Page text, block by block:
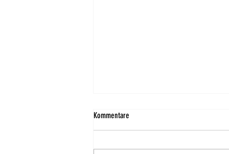
Kommentare